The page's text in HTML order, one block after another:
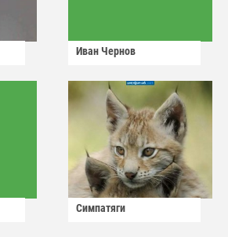
Иван Чернов
Симпатяги